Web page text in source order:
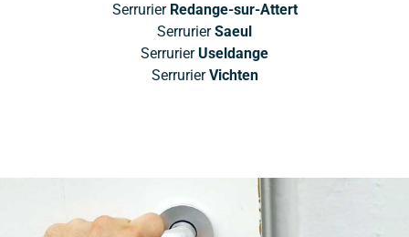
Serrurier Redange-sur-Attert
SerrurierSaeul
SerrurierUseldange
SerrurierVichten